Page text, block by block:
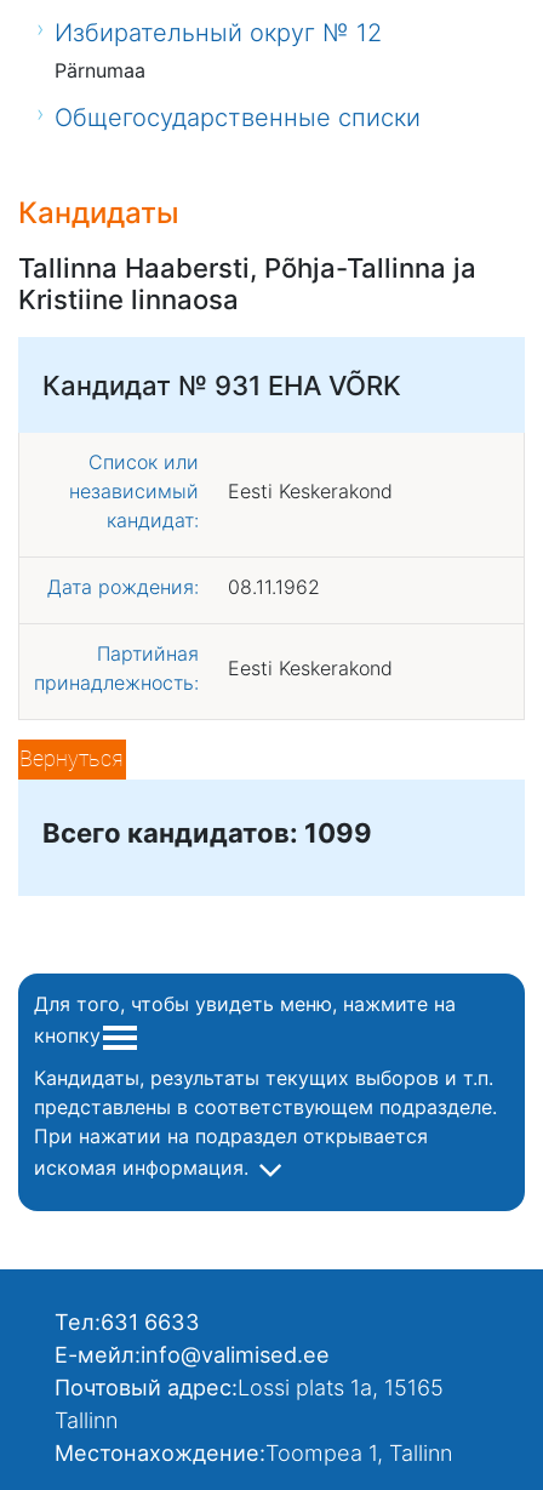
Избирательный округ № 12
Pärnumaa
Общегосударственные списки
Кандидаты
Tallinna Haabersti, Põhja-Tallinna ja
Kristiine linnaosa
Кандидат № 931 EHA VÕRK
Список или
независимый
кандидат:
Eesti Keskerakond
Дата рождения: 08.11.1962
Партийная
принадлежность:
Eesti Keskerakond
Вернуться
Всего кандидатов: 1099
Для того, чтобы увидеть меню, нажмите на
кнопку
Кандидаты, результаты текущих выборов и т.п.
представлены в соответствующем подразделе.
При нажатии на подраздел открывается
искомая информация.
Тел:631 6633
Е-мейл:info@valimised.ee
Почтовый адрес:Lossi plats 1a, 15165
Tallinn
Местонахождение:Toompea 1, Tallinn